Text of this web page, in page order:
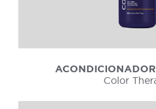
Color